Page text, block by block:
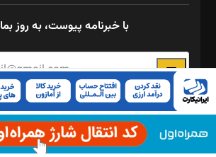
با خبرنامه پیوست، به روز
وارد کنید.